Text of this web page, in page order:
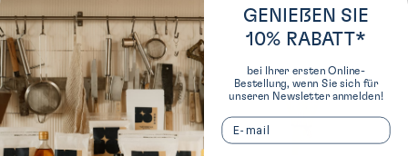
GENIEßEN SIE
10% RABATT*
bei Ihrer ersten Online-
Bestellung, wenn Sie sich für
unseren Newsletter anmelden!
Email